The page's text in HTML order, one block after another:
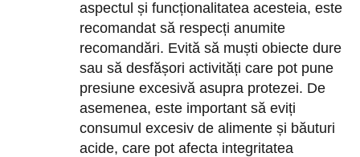
aspectul și funcționalitatea acesteia, este
recomandat să respecți anumite
recomandări. Evită să muști obiecte dure
sau să desfășori activități care pot pune
presiune excesivă asupra protezei. De
asemenea, este important să eviți
consumul excesiv de alimente și băuturi
acide, care pot afecta integritatea